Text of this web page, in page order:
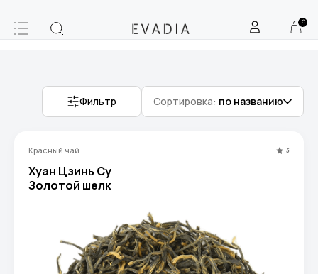
0
Фильтр Сортировка: по названию
Красный чай 5
Хуан Цзинь Су
Золотой шелк